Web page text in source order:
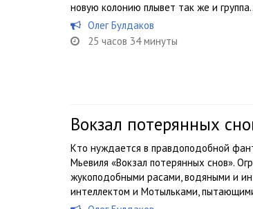
новую колонию плывет так же и
Олег Булдаков
25 часов 34 минуты
Вокзал потерянных
Кто нуждается в правдоподобной
Мьевиля «Вокзал потерянных снов».
жукоподобными расами, водяными и
интеллектом и Мотыльками,